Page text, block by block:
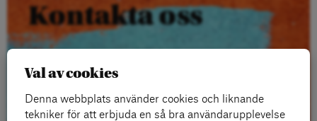
Kontakta oss
Val av cookies
Denna webbplats använder cookies och liknande
tekniker för att erbjuda en så bra användarupplevelse